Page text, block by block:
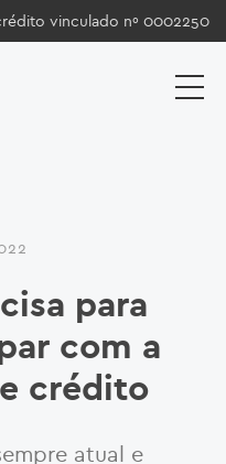
vinculado nº 0002250
para
com a
crédito
atual e